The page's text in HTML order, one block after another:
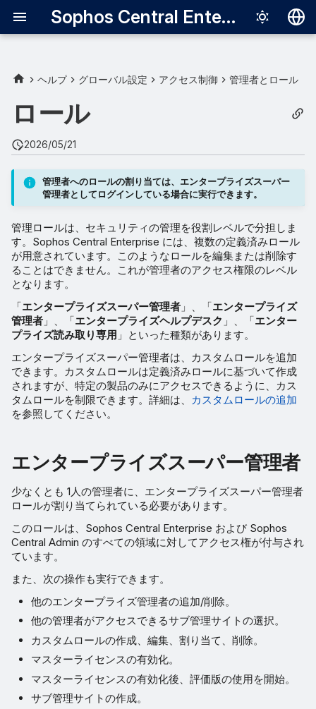
Sophos Central Enterprise
English
Italiano
日本語
한국어
Português
中文（繁體）
理者
エンタープライズ管理者
エンタープライズヘルプデス
エンタープライズ読み取り専
用
ヘルプ グローバル設定 アクセス制御 管理者とロール
ロール
2026/05/21
管理者へのロールの割り当ては、エンタープライズスーパー
管理者としてログインしている場合に実行できます。
管理ロールは、セキュリティの管理を役割レベルで分担しま
す。Sophos Central Enterprise には、複数の定義済みロール
が用意されています。このようなロールを編集または削除す
ることはできません。これが管理者のアクセス権限のレベル
となります。
「エンタープライズスーパー管理者 」、「エンタープライズ
管理者 」、「エンタープライズヘルプデスク 」、「エンター
プライズ読み取り専用 」といった種類があります。
エンタープライズスーパー管理者は、カスタムロールを追加
できます。カスタムロールは定義済みロールに基づいて作成
されますが、特定の製品のみにアクセスできるように、カス
タムロールを制限できます。詳細は、
カスタムロールの追加
を参照してください。
エンタープライズスーパー管理者
少なくとも 1人の管理者に、エンタープライズスーパー管理者
ロールが割り当てられている必要があります。
このロールは、Sophos Central Enterprise および Sophos
Central Admin のすべての領域に対してアクセス権が付与され
ています。
また、次の操作も実行できます。
他のエンタープライズ管理者の追加/削除。
他の管理者がアクセスできるサブ管理サイトの選択。
カスタムロールの作成、編集、割り当て、削除。
マスターライセンスの有効化。
マスターライセンスの有効化後、評価版の使用を開始。
サブ管理サイトの作成。